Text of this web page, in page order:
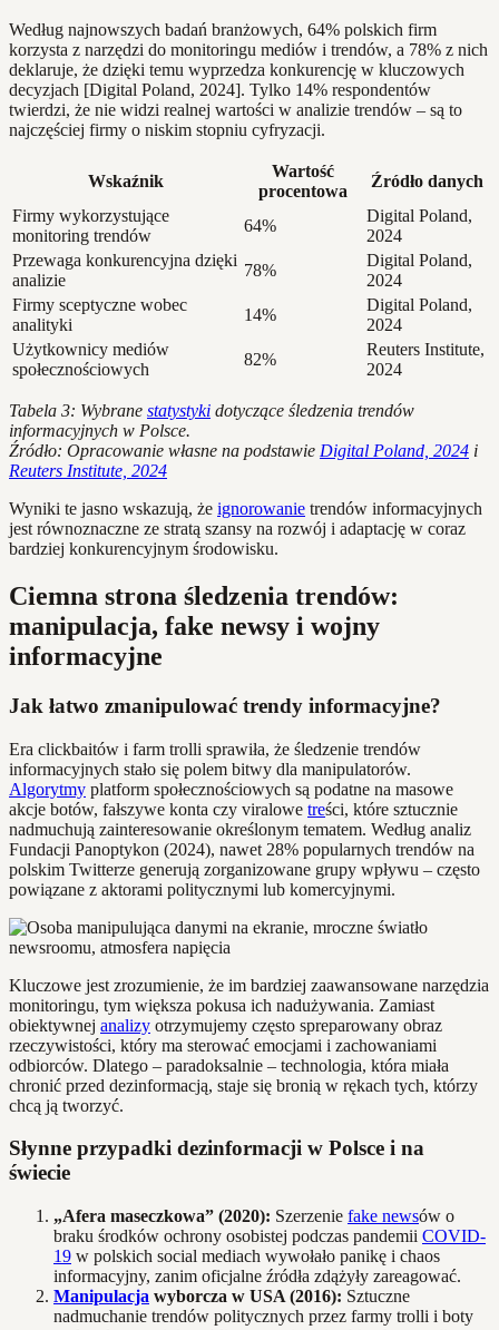
Według najnowszych badań branżowych, 64% polskich firm
korzysta z narzędzi do monitoringu mediów i trendów, a 78% z nich
deklaruje, że dzięki temu wyprzedza konkurencję w kluczowych
decyzjach [Digital Poland, 2024]. Tylko 14% respondentów
twierdzi, że nie widzi realnej wartości w analizie trendów – są to
najczęściej firmy o niskim stopniu cyfryzacji.
Wskaźnik
Wartość
procentowa
Źródło danych
Firmy wykorzystujące
monitoring trendów
64%
Digital Poland,
2024
Przewaga konkurencyjna dzięki
analizie
78%
Digital Poland,
2024
Firmy sceptyczne wobec
analityki
14%
Digital Poland,
2024
Użytkownicy mediów
społecznościowych
82%
Reuters Institute,
2024
Tabela 3: Wybrane statystyki dotyczące śledzenia trendów
informacyjnych w Polsce.
Źródło: Opracowanie własne na podstawie Digital Poland, 2024 i
Reuters Institute, 2024
Wyniki te jasno wskazują, że ignorowanie trendów informacyjnych
jest równoznaczne ze stratą szansy na rozwój i adaptację w coraz
bardziej konkurencyjnym środowisku.
Ciemna strona śledzenia trendów:
manipulacja, fake newsy i wojny
informacyjne
Jak łatwo zmanipulować trendy informacyjne?
Era clickbaitów i farm trolli sprawiła, że śledzenie trendów
informacyjnych stało się polem bitwy dla manipulatorów.
Algorytmy platform społecznościowych są podatne na masowe
akcje botów, fałszywe konta czy viralowe treści, które sztucznie
nadmuchują zainteresowanie określonym tematem. Według analiz
Fundacji Panoptykon (2024), nawet 28% popularnych trendów na
polskim Twitterze generują zorganizowane grupy wpływu – często
powiązane z aktorami politycznymi lub komercyjnymi.
Kluczowe jest zrozumienie, że im bardziej zaawansowane narzędzia
monitoringu, tym większa pokusa ich nadużywania. Zamiast
obiektywnej analizy otrzymujemy często spreparowany obraz
rzeczywistości, który ma sterować emocjami i zachowaniami
odbiorców. Dlatego – paradoksalnie – technologia, która miała
chronić przed dezinformacją, staje się bronią w rękach tych, którzy
chcą ją tworzyć.
Słynne przypadki dezinformacji w Polsce i na
świecie
„Afera maseczkowa” (2020): Szerzenie fake newsów o
braku środków ochrony osobistej podczas pandemii COVID-
19 w polskich social mediach wywołało panikę i chaos
informacyjny, zanim oficjalne źródła zdążyły zareagować.
Manipulacja wyborcza w USA (2016): Sztuczne
nadmuchanie trendów politycznych przez farmy trolli i boty